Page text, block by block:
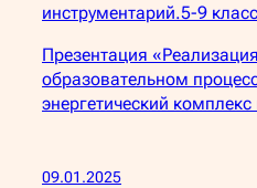
инструментарий.5-9 класс
Презентация
образовательном
энергетический
09.01.2025